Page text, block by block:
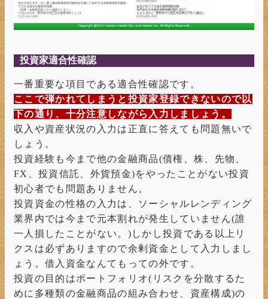
投資家適合性確認
一番重要な項目である適合性確認です。
ここで弾かれてしまうと投資家登録できないので以
下の通り、十分注意しながら入力しましょう。
収入や資産状況の入力は正直に答えても問題無いで
しょう。
投資経験も今まで他の金融商品(債権、株、先物、
FX、投資信託、外貨預金)をやったことがない投資
初心者でも問題ありません。
投資資金の性格の入力は、ソーシャルレンディング
業界内では今まで元本割れが発生していません(誰
一人損したことがない。)しかし投資である以上リ
クスは必ずありますので余剰資金として入力しまし
ょう。借入資金なんてもっての外です。
投資の目的はポートフォリオ(リスクを分散するた
めに多種類の金融商品の組み合わせ、資産構成)の